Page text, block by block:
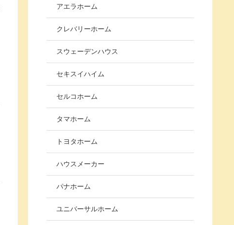
アエラホーム
クレバリーホーム
スウェーデンハウス
セキスイハイム
セルコホーム
タマホーム
トヨタホーム
ハウスメーカー
パナホーム
ユニバーサルホーム